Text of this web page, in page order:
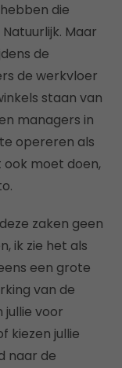
die
Maar
de
de werkvloer
staan van
managers in
opereren als
ook moet doen,
zaken geen
ik zie het als
een grote
van de
jullie voor
kiezen jullie
naar de